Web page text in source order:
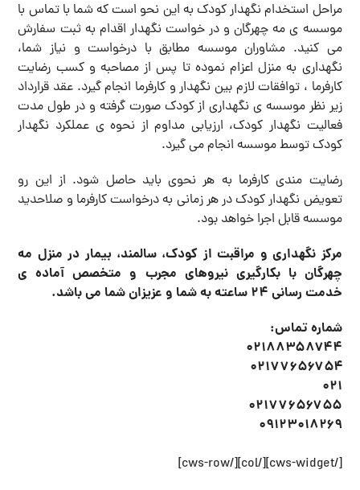
مراحل استخدام نگهدار کودک به این نحو است که شما با تماس با
موسسه ی مه چهرگان و در خواست نگهدار اقدام به ثبت سفارش
می کنید. مشاوران موسسه مطابق با درخواست و نیاز شما،
نگهداری به منزل اعزام نموده تا پس از مصاحبه و کسب رضایت
کارفرما ، توافقات لازم بین نگهدار و کارفرما انجام گیرد. عقد قرارداد
زیر نظر موسسه ی نگهداری از کودک صورت گرفته و در طول مدت
فعالیت نگهدار کودک، ارزیابی مداوم از نحوه ی عملکرد نگهدار
کودک توسط موسسه انجام می گیرد.
رضایت مندی کارفرما به هر نحوی باید حاصل شود. از این رو
تعویض نگهدار کودک در هر زمانی به درخواست کارفرما و صلاحدید
موسسه قابل اجرا خواهد بود.
مركز نگهداري و مراقبت از کودک، سالمند، بیمار در منزل مه
چهرگان با بکارگیری نیروهای مجرب و متخصص آماده ی
خدمت رسانی ۲۴ ساعته
به شما و عزیزان شما می باشد.
شماره تماس:
۰۲۱۸۸۳۵۸۷۴۴
۰۲۱۷۷۶۵۶۷۵۴
۰۲۱
۰۲۱۷۷۶۵۶۷۵۵
۰۹۱۲۳۰۱۸۲۶۹
[/cws-widget][/col][/cws-row]